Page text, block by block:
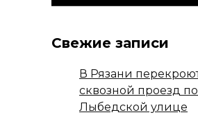
Свежие записи
В Рязани
сквозной проезд
Лыбедской улице